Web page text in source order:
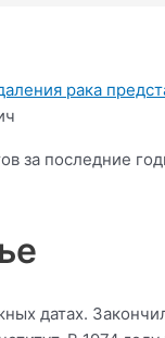
за последние
датах.